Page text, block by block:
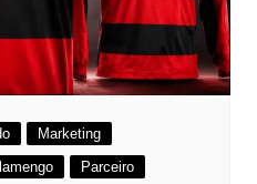
Marketing
Parceiro